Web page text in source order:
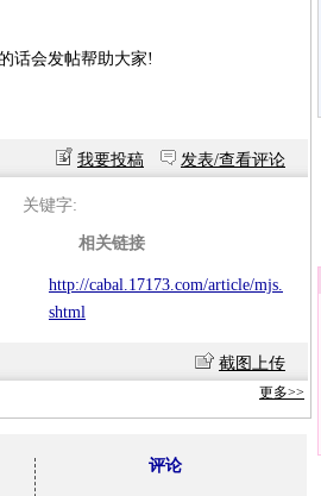
话会发帖帮助大家!
我要投稿 发表/查看评论
关键字:
相关链接
http://cabal.17173.com/article/mjs.
shtml
截图上传
更多>>
评论